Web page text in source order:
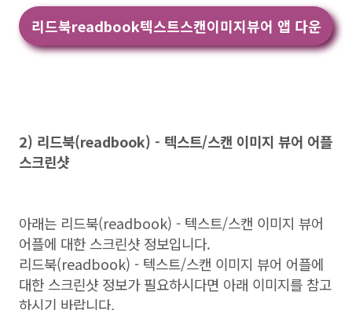
리드북readbook텍스트스캔이미지뷰어 앱 다운
2) 리드북(readbook) - 텍스트/스캔 이미지 뷰어 어플
스크린샷
아래는 리드북(readbook) - 텍스트/스캔 이미지 뷰어
어플에 대한 스크린샷 정보입니다.
리드북(readbook) - 텍스트/스캔 이미지 뷰어 어플에
대한 스크린샷 정보가 필요하시다면 아래 이미지를 참고
하시기 바랍니다.